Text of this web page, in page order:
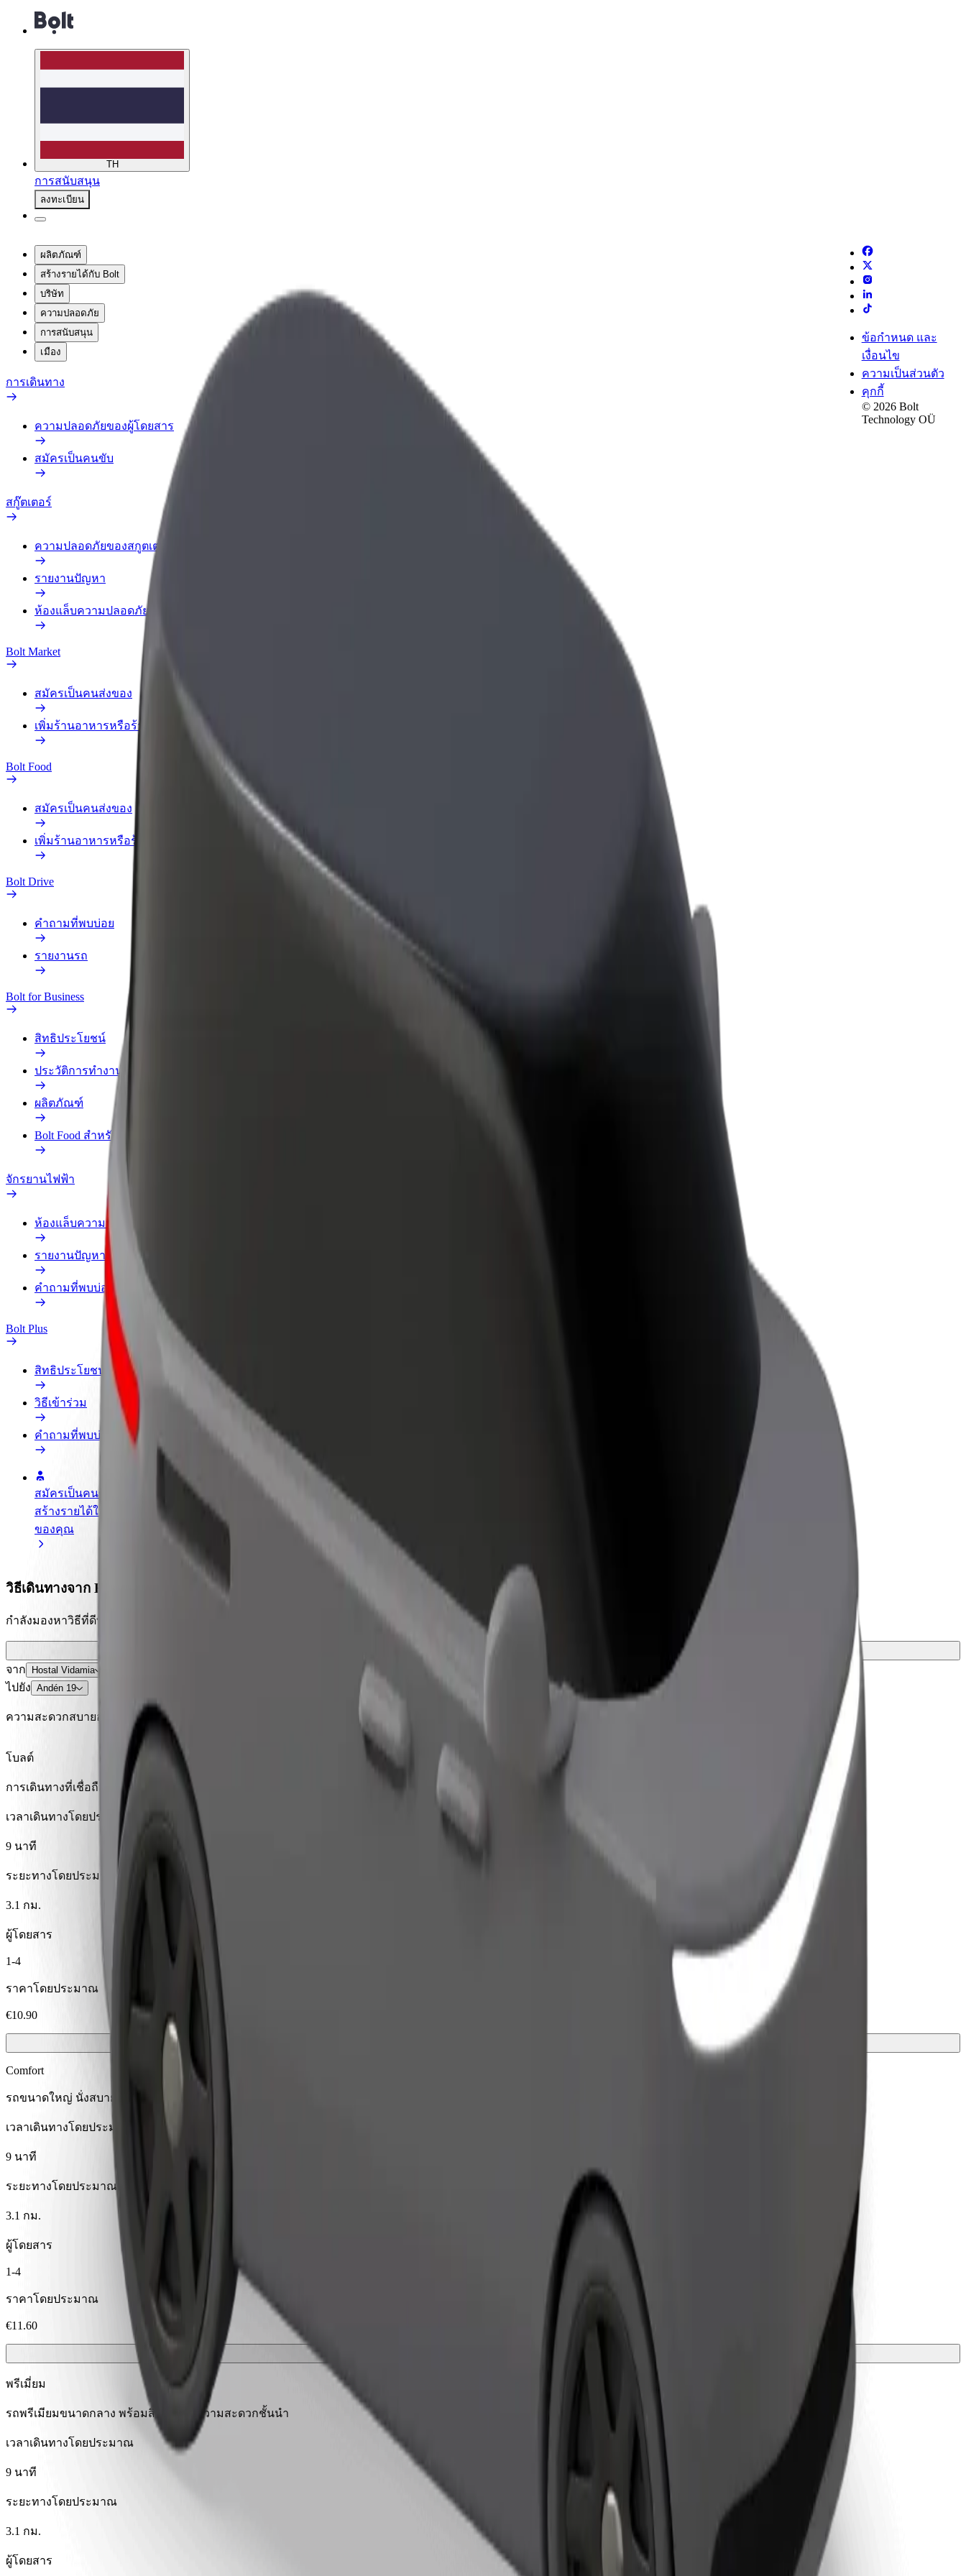
TH
การสนับสนุน
ลงทะเบียน
ผลิตภัณฑ์
สร้างรายได้กับ Bolt
บริษัท
ความปลอดภัย
การสนับสนุน
เมือง
การเดินทาง
ความปลอดภัยของผู้โดยสาร
สมัครเป็นคนขับ
สกู๊ตเตอร์
ความปลอดภัยของสกูตเตอร์
รายงานปัญหา
ห้องแล็บความปลอดภัย
Bolt Market
สมัครเป็นคนส่งของ
เพิ่มร้านอาหารหรือร้านค้า
Bolt Food
สมัครเป็นคนส่งของ
เพิ่มร้านอาหารหรือร้านค้า
Bolt Drive
คำถามที่พบบ่อย
รายงานรถ
Bolt for Business
สิทธิประโยชน์
ประวัติการทำงาน
ผลิตภัณฑ์
Bolt Food สำหรับองค์กร
จักรยานไฟฟ้า
ห้องแล็บความปลอดภัย
รายงานปัญหา
คำถามที่พบบ่อย
Bolt Plus
สิทธิประโยชน์
วิธีเข้าร่วม
คำถามที่พบบ่อย
สมัครเป็นคนขับ
สร้างรายได้ในแบบ
ของคุณ
สมัครเป็นคนส่งพัสดุ
ส่งอาหารและรับรายได้
ทุกสัปดาห์
เพิ่มร้านอาหารหรือร้านค้า
เพิ่มรายได้ด้วยการเข้าถึง
ผลิตภัณฑ์และบริการของ Bolt ที่มีการขยายขนาด
ข้อกำหนด และ
เงื่อนไข
ความเป็นส่วนตัว
คุกกี้
© 2026 Bolt
Technology OÜ
วิธีเดินทางจาก Hostal Vidamia ไปยัง Andén 19
กำลังมองหาวิธีที่ดีที่สุดในการเดินทางจาก Hostal Vidamia ไปยัง Andén 19 อยู่ใช่ไหม มาดูบริการของเราและค้นหาเส้นทางที่ดีที่สุดสำหรับการเดินทางของคุณ
จาก Hostal Vidamia
ไปยัง Andén 19
ความสะดวกสบายอยู่แค่ปลายนิ้วสัมผัส!
โบลต์
การเดินทางที่เชื่อถือได้ กับรถขนาดกลางสำหรับทุกวัน
เวลาเดินทางโดยประมาณ
9 นาที
ระยะทางโดยประมาณ
3.1 กม.
ผู้โดยสาร
1-4
ราคาโดยประมาณ
€10.90
Comfort
รถขนาดใหญ่ นั่งสบาย มีพื้นที่เก็บของมากขึ้น
เวลาเดินทางโดยประมาณ
9 นาที
ระยะทางโดยประมาณ
3.1 กม.
ผู้โดยสาร
1-4
ราคาโดยประมาณ
€11.60
พรีเมี่ยม
รถพรีเมียมขนาดกลาง พร้อมสิ่งอำนวยความสะดวกชั้นนำ
เวลาเดินทางโดยประมาณ
9 นาที
ระยะทางโดยประมาณ
3.1 กม.
ผู้โดยสาร